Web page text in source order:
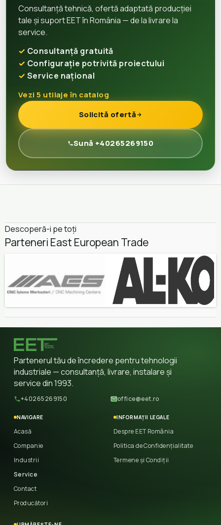
Consultanță tehnică, ofertă adaptată producției
tale și suport EET în România — de la livrare la
service.
Consultanță gratuită
Configurație potrivită proiectului
Service național
Vezi 5 utilaje în catalog
Solicită ofertă
Sună +40265269150
Descoperă-i pe toți
Parteneri East European Trade
Partenerul tău de încredere pentru tehnologii
industriale — consultanță, livrare, instalare și
service din 1993.
+40265269150 office@eet.ro
NAVIGARE
Acasă
Companie
Industrii
Service
Contact
Producători
INFORMAȚII LEGALE
Despre EET România
Politica de Confidențialitate
Termene și Condiții